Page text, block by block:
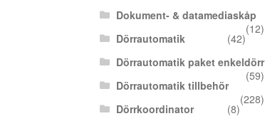
Dokument- & datamediaskåp
(12)
Dörrautomatik
(42)
Dörrautomatik paket enkeldörr
(59)
Dörrautomatik tillbehör
(228)
Dörrkoordinator
(8)